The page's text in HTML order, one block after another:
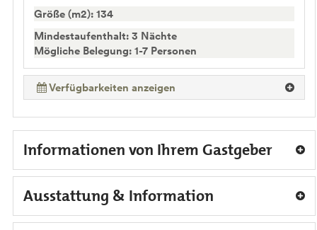
Größe (m2): 134
Mindestaufenthalt: 3 Nächte
Mögliche Belegung: 1-7 Personen
Verfügbarkeiten anzeigen
Informationen von Ihrem Gastgeber
Ausstattung & Information